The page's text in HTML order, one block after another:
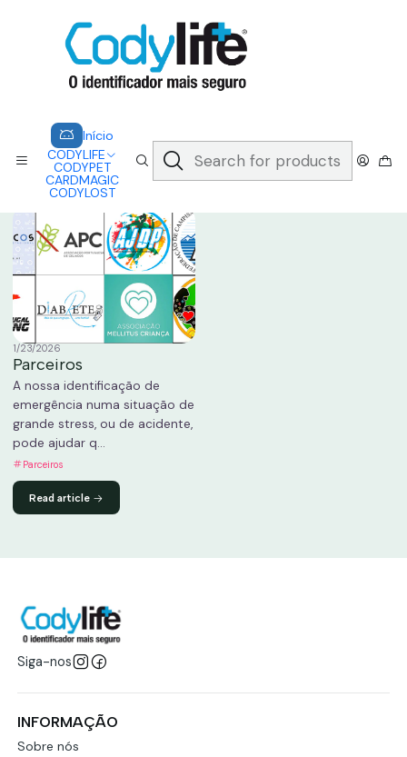
Início
CODYLIFE
CODYPET
CARDMAGIC
CODYLOST
A CODYLIFE PERMITE AOS SOCORRISTAS ACEDER
INSTANTANEAMENTE AOS SEUS DADOS ATRAVÉS DE UM QR CODE
Saber mais
Parceiros
1/23/2026
Parceiros
A nossa identificação de
emergência numa situação de
grande stress, ou de acidente,
pode ajudar q...
Parceiros
Read article
Siga-nos
INFORMAÇÃO
Sobre nós